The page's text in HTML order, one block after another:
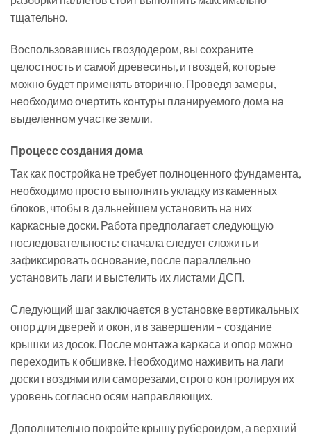
тщательно.
Воспользовавшись гвоздодером, вы сохраните
целостность и самой древесины, и гвоздей, которые
можно будет применять вторично. Проведя замеры,
необходимо очертить контуры планируемого дома на
выделенном участке земли.
Процесс создания дома
Так как постройка не требует полноценного фундамента,
необходимо просто выполнить укладку из каменных
блоков, чтобы в дальнейшем установить на них
каркасные доски. Работа предполагает следующую
последовательность: сначала следует сложить и
зафиксировать основание, после параллельно
установить лаги и выстелить их листами ДСП.
Следующий шаг заключается в установке вертикальных
опор для дверей и окон, и в завершении – создание
крышки из досок. После монтажа каркаса и опор можно
переходить к обшивке. Необходимо наживить на лаги
доски гвоздями или саморезами, строго контролируя их
уровень согласно осям направляющих.
Дополнительно покройте крышу рубероидом, а верхний